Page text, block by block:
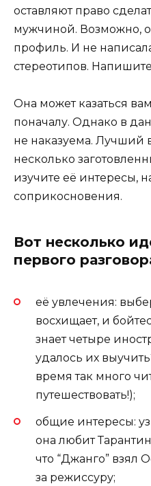
оставляют право
мужчиной. Возможно,
профиль. И не
стереотипов.
Она может казаться
поначалу. Однако в
не наказуема. Лучший
несколько
изучите её интересы,
соприкосновения.
Вот несколько
первого
её увлечения:
восхищает, и
знает четыре
удалось их
время так много
путешествовать!);
общие интересы:
она любит
что “Джанго” взял
за режиссуру;